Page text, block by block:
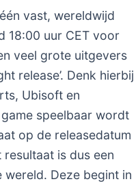
vast, wereldwijd
18:00 uur CET voor
veel grote uitgevers
release’. Denk hierbij
Ubisoft en
speelbaar wordt
op de releasedatum
is dus een
Deze begint in